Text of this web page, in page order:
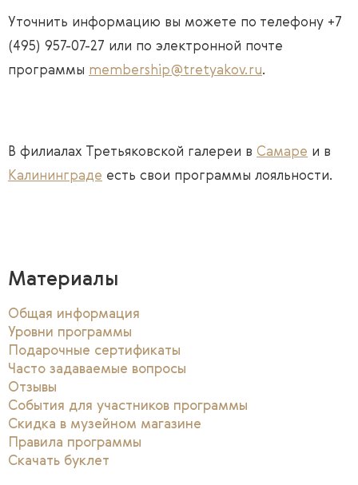
Уточнить информацию вы можете по телефону +7
(495) 957-07-27 или по электронной почте
программы membership@tretyakov.ru.
В филиалах Третьяковской галереи в Самаре и в
Калининграде есть свои программы лояльности.
Материалы
Общая информация
Уровни программы
Подарочные сертификаты
Часто задаваемые вопросы
Отзывы
События для участников программы
Скидка в музейном магазине
Правила программы
Скачать буклет